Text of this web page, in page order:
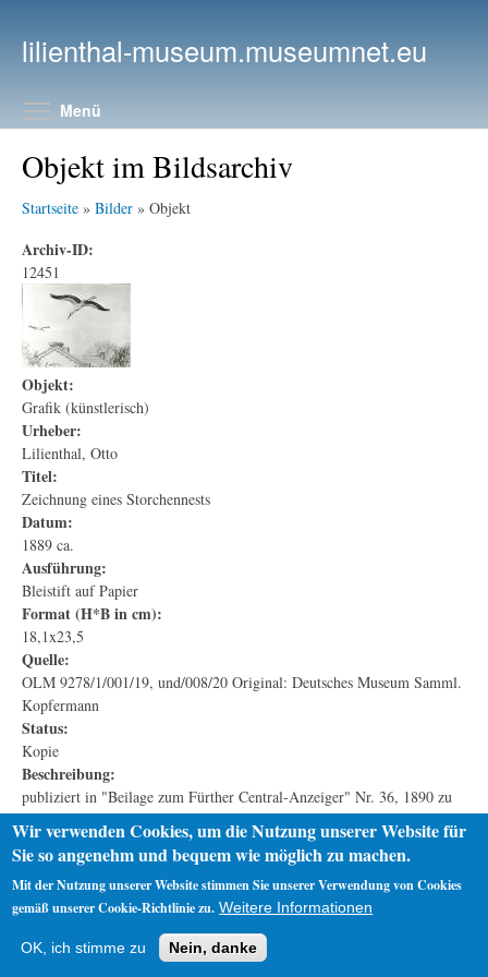
lilienthal-museum.museumnet.eu
Menü
Objekt im Bildsarchiv
Startseite » Bilder » Objekt
Archiv-ID:
12451
Objekt:
Grafik (künstlerisch)
Urheber:
Lilienthal, Otto
Titel:
Zeichnung eines Storchennests
Datum:
1889 ca.
Ausführung:
Bleistift auf Papier
Format (H*B in cm):
18,1x23,5
Quelle:
OLM 9278/1/001/19, und/008/20 Original: Deutsches Museum Samml.
Kopfermann
Status:
Kopie
Beschreibung:
publiziert in "Beilage zum Fürther Central-Anzeiger" Nr. 36, 1890 zu
Otto Lilienthal: "Der Schwebeflug der Vögel" (Artikel nur als
unvollständige Kopie bekannt), Motiv vermutlich Boothststr. 17
Impressum
Wir verwenden Cookies, um die Nutzung unserer Website für
Sie so angenehm und bequem wie möglich zu machen.
Mit der Nutzung unserer Website stimmen Sie unserer Verwendung von Cookies
gemäß unserer Cookie-Richtlinie zu. Weitere Informationen
OK, ich stimme zu Nein, danke